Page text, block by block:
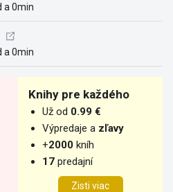
a 0min
a 0min
Knihy pre každého
Už od 0.99 €
Výpredaje a zľavy
+2000 kníh
17 predajní
Zisti viac